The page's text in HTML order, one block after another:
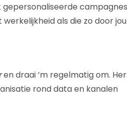
gepersonaliseerde
als die zo door
en draai ‘m regelmatig om.
rond data en kanalen